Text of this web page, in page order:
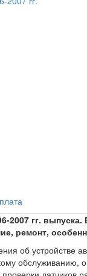
2007 гг.
ремонт,
об устройстве
обслуживанию,